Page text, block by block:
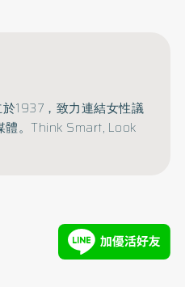
1937，致力連結女性議
體。Think Smart, Look